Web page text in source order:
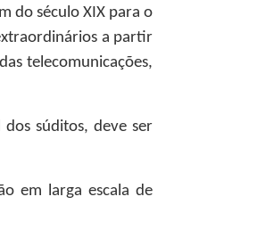
do século XIX para o
a partir
telecomunicações,
súditos, deve ser
em larga escala de